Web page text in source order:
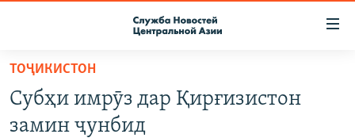
Вернуться
основному
содержанию
О ПРОЕКТЕ
ПОДПИСКА
ТОҶИКИСТОН
Субҳи имрӯз дар Қирғизистон
замин ҷунбид